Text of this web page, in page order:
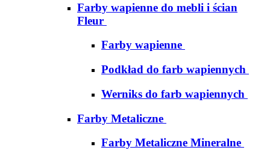
Farby wapienne do mebli i ścian
Fleur
Farby wapienne
Podkład do farb wapiennych
Werniks do farb wapiennych
Farby Metaliczne
Farby Metaliczne Mineralne